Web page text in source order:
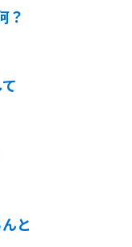
？
と